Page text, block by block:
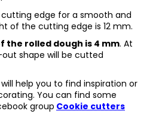
edge for a smooth and
of the cutting edge is 12 mm.
the rolled dough is 4 mm. At
shape will be cutted
help you to find inspiration or
You can find some
group Cookie cutters